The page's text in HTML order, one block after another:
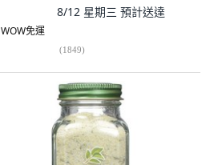
8/12 星期三 預計送達
WOW免運
(1849)